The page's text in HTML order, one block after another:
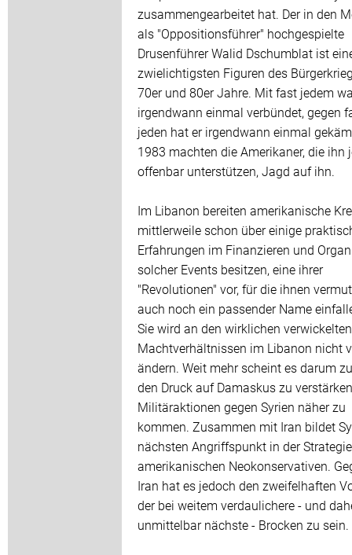
zusammengearbeitet hat. Der in den
als "Oppositionsführer" hochgespielte
Drusenführer Walid Dschumblat ist
zwielichtigsten Figuren des
70er und 80er Jahre. Mit fast jedem
irgendwann einmal verbündet, gegen
jeden hat er irgendwann einmal
1983 machten die Amerikaner, die ihn
offenbar unterstützen, Jagd auf ihn.
Im Libanon bereiten amerikanische
mittlerweile schon über einige
Erfahrungen im Finanzieren und
solcher Events besitzen, eine ihrer
"Revolutionen" vor, für die ihnen
auch noch ein passender Name
Sie wird an den wirklichen verwickelten
Machtverhältnissen im Libanon nicht
ändern. Weit mehr scheint es darum
den Druck auf Damaskus zu
Militäraktionen gegen Syrien näher zu
kommen. Zusammen mit Iran bildet
nächsten Angriffspunkt in der
amerikanischen Neokonservativen.
Iran hat es jedoch den zweifelhaften
der bei weitem verdaulichere - und
unmittelbar nächste - Brocken zu sein.